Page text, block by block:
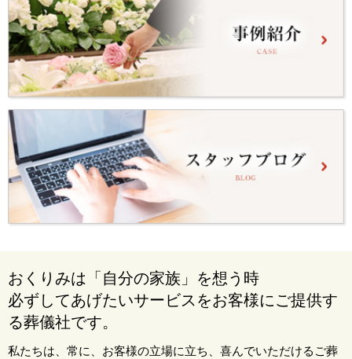
おくりみは「自分の家族」を想う時
必ずしてあげたいサービスをお客様にご提供す
る葬儀社です。
私たちは、常に、お客様の立場に立ち、喜んでいただけるご葬